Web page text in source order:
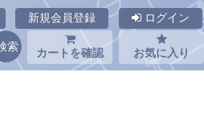
新規会員登録 ログイン
カートを確認 お気に入り